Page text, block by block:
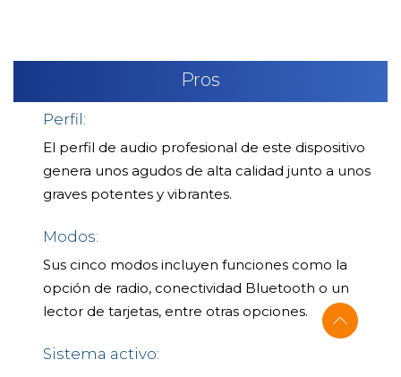
Pros
Perfil:
El perfil de audio profesional de este dispositivo
genera unos agudos de alta calidad junto a unos
graves potentes y vibrantes.
Modos:
Sus cinco modos incluyen funciones como la
opción de radio, conectividad Bluetooth o un
lector de tarjetas, entre otras opciones.
Sistema activo: